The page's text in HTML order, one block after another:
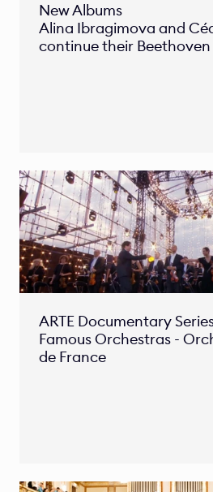
New Albums
Alina Ibragimova and
continue their
ARTE Documentary
Famous Orchestras -
de France